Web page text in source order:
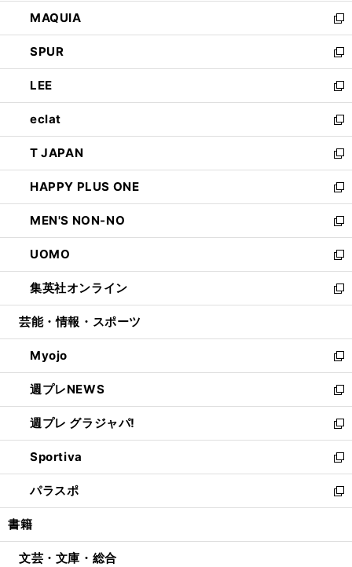
ド
ウ
で
開
く
ウ
ィ
ン
ド
ウ
で
開
く
し
い
ウ
ィ
ン
ド
ウ
で
開
く
MAQUIA
新
し
い
ウ
ィ
ン
ド
ウ
で
開
く
SPUR
新
し
い
ウ
ィ
ン
ド
ウ
で
開
く
LEE
新
し
い
ウ
ィ
ン
ド
ウ
で
開
く
eclat
新
し
い
ウ
ィ
ン
ド
ウ
で
開
く
T JAPAN
新
し
い
ウ
ィ
ン
ド
ウ
で
開
HAPPY PLUS ONE
新
し
い
ウ
ィ
ン
ド
ウ
開
く
MEN'S NON-NO
新
し
い
ウ
ィ
ン
ウ
で
開
く
UOMO
新
し
い
ウ
ン
ド
ウ
で
開
く
集英社オンライン
新
し
ウ
ィ
ン
ド
ウ
で
開
く
芸能・情報・スポーツ
Myojo
新
し
い
ウ
ィ
ン
ド
ウ
で
開
週プレNEWS
新
し
い
ウ
ィ
ン
ド
ウ
開
週プレ グラジャパ!
新
し
い
ウ
ィ
ン
ウ
Sportiva
新
し
い
ウ
ン
パラスポ
新
し
ウ
書籍
文芸・文庫・総合